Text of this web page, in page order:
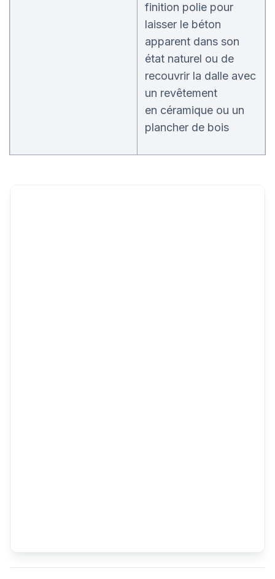
finition polie pour
laisser le béton
apparent dans son
état naturel ou de
recouvrir la dalle avec
un revêtement
en céramique ou un
plancher de bois